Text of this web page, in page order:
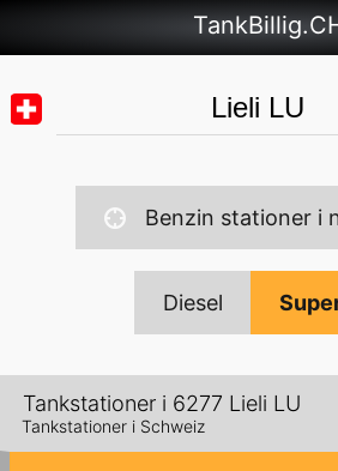
Benzin stationer i
Diesel
Tankstationer i 6277 Lieli LU
Tankstationer i Schweiz